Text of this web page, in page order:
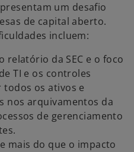
um desafio
de capital aberto.
incluem:
relatório da SEC e o foco
TI e os controles
os ativos e
nos arquivamentos da
de gerenciamento
mais do que o impacto